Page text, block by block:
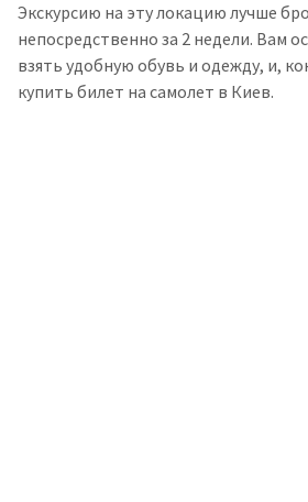
Экскурсию на эту локацию лучше
непосредственно за 2 недели. Вам
взять удобную обувь и одежду, и,
купить билет на самолет в Киев.